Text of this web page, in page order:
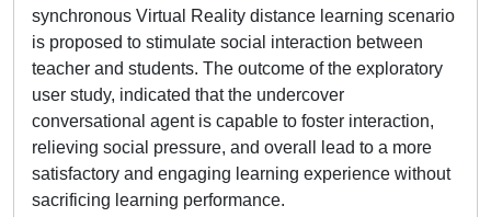
synchronous Virtual Reality distance learning scenario
is proposed to stimulate social interaction between
teacher and students. The outcome of the exploratory
user study, indicated that the undercover
conversational agent is capable to foster interaction,
relieving social pressure, and overall lead to a more
satisfactory and engaging learning experience without
sacrificing learning performance.